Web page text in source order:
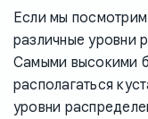
Если мы
различные уровни
Самыми высокими
располагаться
уровни